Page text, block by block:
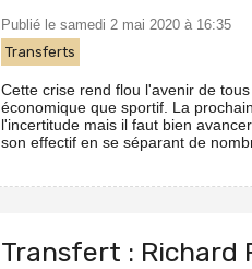
Publié le samedi 2 mai 2020 à 16:35
Transferts
Cette crise rend flou l'avenir de
économique que sportif. La
l'incertitude mais il faut bien
son effectif en se séparant de
Transfert : Richard